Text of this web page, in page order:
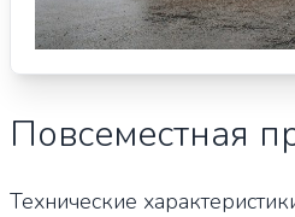
Повсеместная
Технические